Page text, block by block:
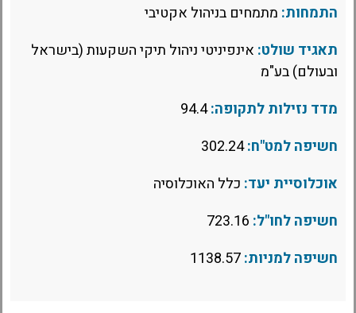
התמחות: מתמחים בניהול אקטיבי
תאגיד שולט: אינפיניטי ניהול תיקי השקעות (בישראל
ובעולם) בע"מ
מדד נזילות לתקופה:94.4
חשיפה למט"ח:302.24
אוכלוסיית יעד: כלל האוכלוסיה
חשיפה לחו"ל:
חשיפה למניות: